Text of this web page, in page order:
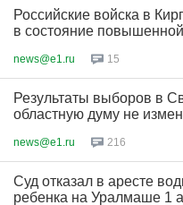
Российские войска в
в состояние
news@e1.ru 15
Результаты выборов в
областную думу не
news@e1.ru 216
Суд отказал в аресте
ребенка на Уралмаше 1